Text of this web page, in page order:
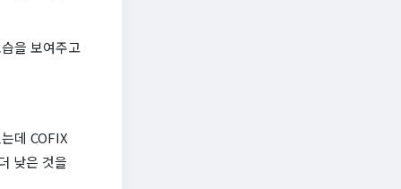
을 보여주고
데 COFIX
낮은 것을